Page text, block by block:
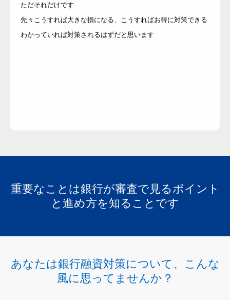
ただそれだけです
先々こうすれば大きな損になる、こうすればお得に対策できる
わかっていれば対策されるはずだと思います
重要なことは銀行が審査で見るポイント
と進め方を知ることです
あなたは銀行融資対策について、こんな
風に思ってませんか？
会社概要
融資申請サポートのご相談の流れ